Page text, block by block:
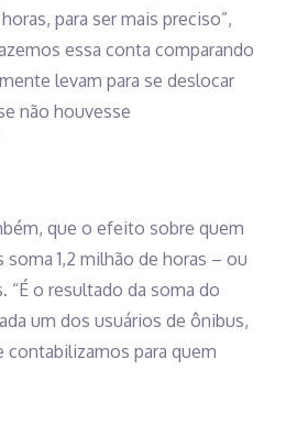
para ser mais preciso”,
essa conta comparando
levam para se deslocar
não houvesse
que o efeito sobre quem
1,2 milhão de horas – ou
“É o resultado da soma do
um dos usuários de ônibus,
contabilizamos para quem